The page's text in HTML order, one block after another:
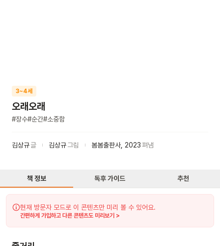
3~4세
오래오래
#장수#순간#소중함
김상규글 김상규그림 봄봄출판사 2023펴냄
책 정보 독후 가이드 추천
현재 방문자 모드로 이 콘텐츠만 미리 볼 수 있어요.
간편하게 가입하고 다른 콘텐츠도 미리보기 >